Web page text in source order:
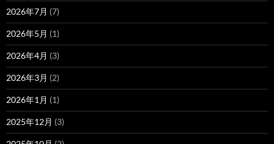
2026年7月 (7)
2026年5月 (1)
2026年4月 (3)
2026年3月 (2)
2026年1月 (1)
2025年12月 (3)